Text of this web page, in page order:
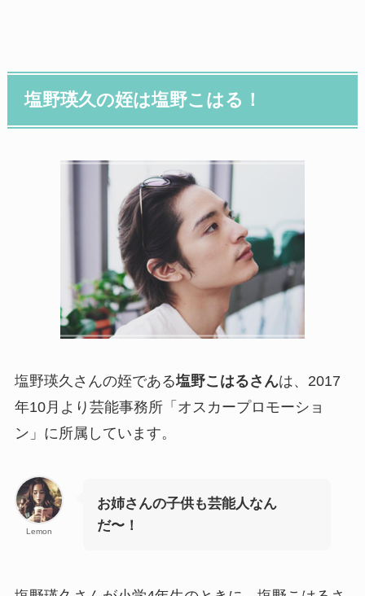
塩野瑛久の姪は塩野こはる！
塩野瑛久さんの姪である塩野こはるさんは、2017
年10月より芸能事務所「オスカープロモーショ
ン」に所属しています。
Lemon
お姉さんの子供も芸能人なん
だ〜！